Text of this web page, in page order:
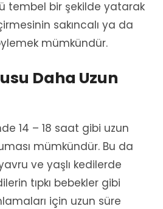
tembel bir şekilde yatarak
sakıncalı ya da
mümkündür.
Daha Uzun
14 – 18 saat gibi uzun
mümkündür. Bu da
ve yaşlı kedilerde
tıpkı bebekler gibi
için uzun süre